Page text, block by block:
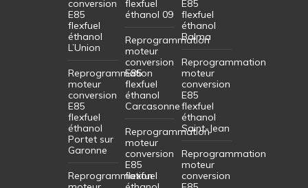
conversion
E85
flexfuel
éthanol
L’Union
Reprogrammation
moteur
conversion
E85
flexfuel
éthanol
Portet sur
Garonne
Reprogrammation
flexfuel
éthanol 09
Reprogrammation
moteur
conversion
E85
flexfuel
éthanol
Carcasonne
Reprogrammation
moteur
conversion
E85
flexfuel
E85
flexfuel
éthanol
Balma
Reprogrammation
moteur
conversion
E85
flexfuel
éthanol
Saint-Jean
Reprogrammation
moteur
conversion